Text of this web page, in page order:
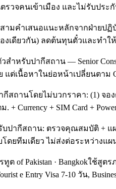
วจคนเข้าเมือง และไม่รับประ
สามคำเสนอแนะหลักจากฝ่ายป
งเดียวกัน) ลดต้นทุนตั๋วและทำใ
วสำหรับปากีสถาน — Senior
คย แต่เนื้อหาในย่อหน้าเปลี่ยน
ถานโดยไม่บวกราคา: (1) จองตั๋
ม. + Currency + SIM Card +
บปากีสถาน: ตรวจคุณสมบัติ + แ
ทีมเดียว ไม่ส่งต่อระหว่างแผน
ต of Pakistan · Bangkokใช้
e Entry Visa 7-10 วัน,